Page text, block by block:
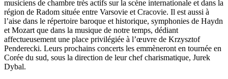
musiciens de chambre très actifs sur la scène internationale et dans la
région de Radom située entre Varsovie et Cracovie. Il est aussi à
l’aise dans le répertoire baroque et historique, symphonies de Haydn
et Mozart que dans la musique de notre temps, dédiant
affectueusement une place privilégiée à l’œuvre de Krzysztof
Penderecki. Leurs prochains concerts les emmèneront en tournée en
Corée du sud, sous la direction de leur chef charismatique, Jurek
Dybal.